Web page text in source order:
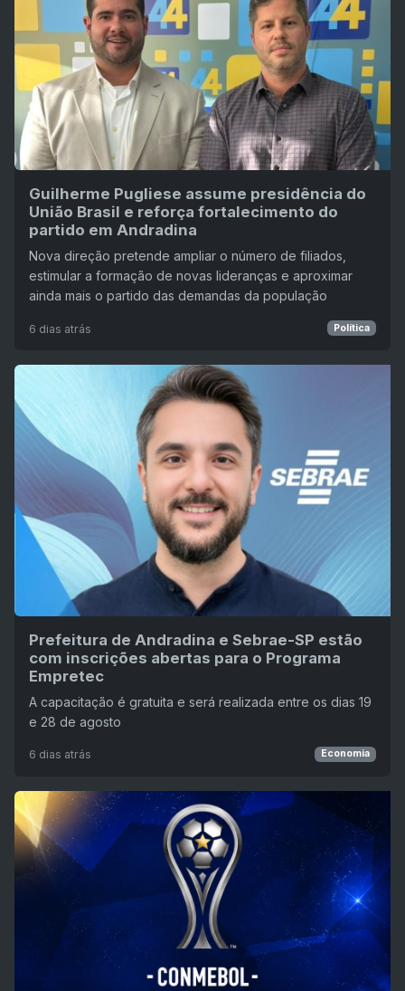
Guilherme Pugliese assume presidência do
União Brasil e reforça fortalecimento do
partido em Andradina
Nova direção pretende ampliar o número de filiados,
estimular a formação de novas lideranças e aproximar
ainda mais o partido das demandas da população
6 dias atrás Política
Prefeitura de Andradina e Sebrae-SP estão
com inscrições abertas para o Programa
Empretec
A capacitação é gratuita e será realizada entre os dias 19
e 28 de agosto
6 dias atrás Economia